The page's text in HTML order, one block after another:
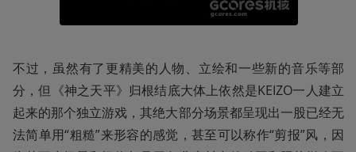
不过，虽然有了更精美的人物、立绘和一些新的音乐等部
分，但《神之天平》归根结底大体上依然是KEIZO一人建立
起来的那个独立游戏，其绝大部分场景都呈现出一股已经无
法简单用“粗糙”来形容的感觉，甚至可以称作“剪报”风，因